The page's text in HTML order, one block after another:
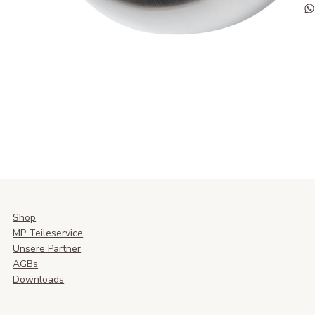
Shop
MP Teileservice
Unsere Partner
AGBs
Downloads